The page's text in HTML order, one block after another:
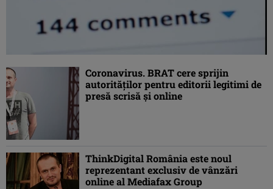
Coronavirus. BRAT cere sprijin
autorităţilor pentru editorii legitimi de
presă scrisă şi online
ThinkDigital România este noul
reprezentant exclusiv de vânzări
online al Mediafax Group